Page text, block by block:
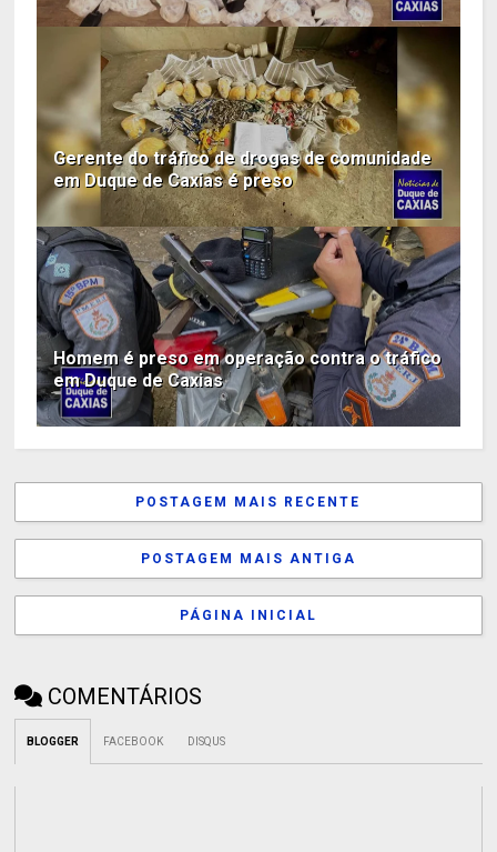
Gerente do tráfico de drogas de comunidade
em Duque de Caxias é preso
Homem é preso em operação contra o tráfico
em Duque de Caxias
POSTAGEM MAIS RECENTE
POSTAGEM MAIS ANTIGA
PÁGINA INICIAL
COMENTÁRIOS
BLOGGER FACEBOOK DISQUS